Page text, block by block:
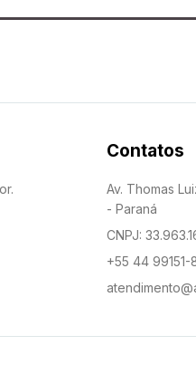
Contatos
Av. Thomas
- Paraná
CNPJ:
+55 44 99151-